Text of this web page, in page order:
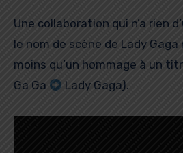
Une collaboration qui n’a rien
le nom de scène de Lady Gaga
moins qu’un hommage à un
Ga Ga
Lady Gaga).